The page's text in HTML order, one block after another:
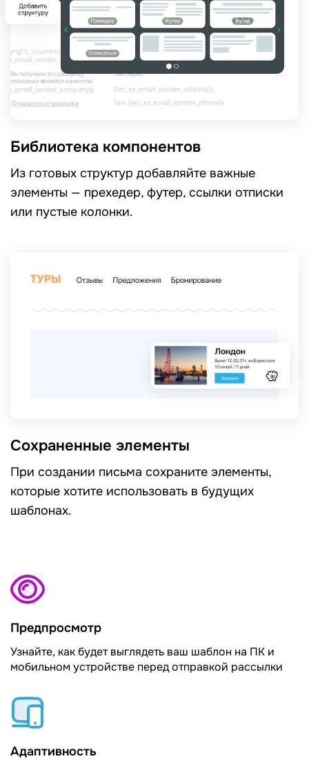
Библиотека компонентов
Из готовых структур добавляйте важные
элементы — прехедер, футер, ссылки отписки
или пустые колонки.
Сохраненные элементы
При создании письма сохраните элементы,
которые хотите использовать в будущих
шаблонах.
Предпросмотр
Узнайте, как будет выглядеть ваш шаблон на ПК и
мобильном устройстве перед отправкой рассылки
Адаптивность